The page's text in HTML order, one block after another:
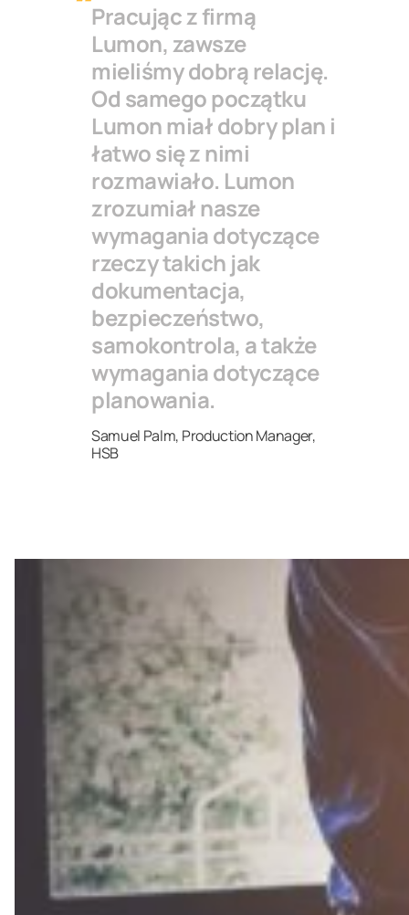
Pracując z firmą
Lumon, zawsze
mieliśmy dobrą relację.
Od samego początku
Lumon miał dobry plan i
łatwo się z nimi
rozmawiało. Lumon
zrozumiał nasze
wymagania dotyczące
rzeczy takich jak
dokumentacja,
bezpieczeństwo,
samokontrola, a także
wymagania dotyczące
planowania.
Samuel Palm, Production Manager,
HSB